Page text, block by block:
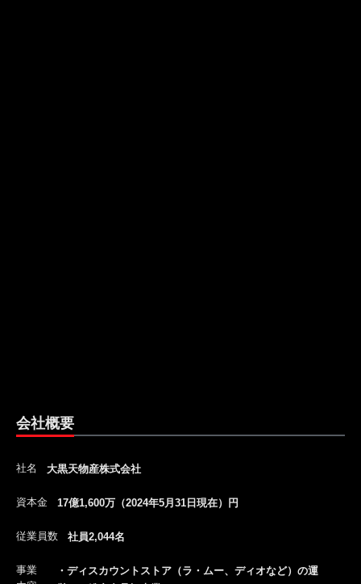
会社概要
社名 大黒天物産株式会社
資本金 17億1,600万（2024年5月31日現在）円
従業員数 社員2,044名
事業
・ディスカウントストア（ラ・ムー、ディオなど）の運